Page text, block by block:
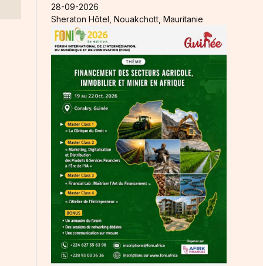
28-09-2026
Sheraton Hôtel, Nouakchott, Mauritanie